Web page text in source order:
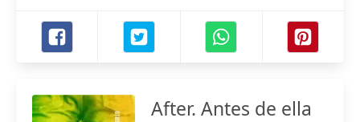
After. Antes de ella